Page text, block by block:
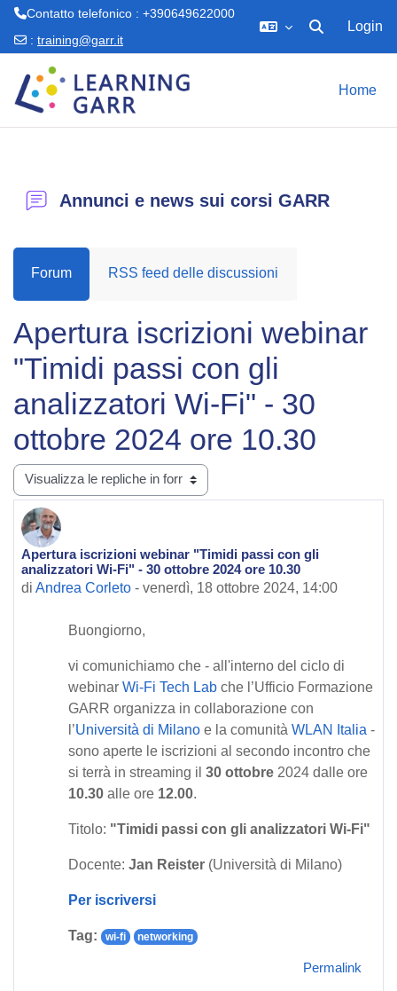
Contatto telefonico : +390649622000
: training@garr.it Attiva/
Login
Home
Annunci e news sui corsi GARR
Forum RSS feed delle discussioni
Apertura iscrizioni webinar
"Timidi passi con gli
analizzatori Wi-Fi" - 30
ottobre 2024 ore 10.30
Modalità visualizzazione
Apertura iscrizioni webinar "Timidi passi con gli
analizzatori Wi-Fi" - 30 ottobre 2024 ore 10.30
di Andrea Corleto - venerdì, 18 ottobre 2024, 14:00
Numero di risposte: 0
Buongiorno,
vi comunichiamo che - all'interno del ciclo di
webinar Wi-Fi Tech Lab che l’Ufficio Formazione
GARR organizza in collaborazione con
l’Università di Milano e la comunità WLAN Italia -
sono aperte le iscrizioni al secondo incontro che
si terrà in streaming il 30 ottobre 2024 dalle ore
10.30 alle ore 12.00.
Titolo: "Timidi passi con gli analizzatori Wi-Fi"
Docente: Jan Reister (Università di Milano)
Per iscriversi
Tag: wi-fi networking
Permalink